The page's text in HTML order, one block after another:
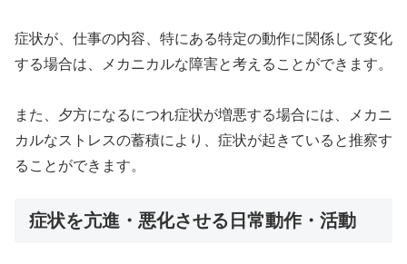
症状が、仕事の内容、特にある特定の動作に関係して変化
する場合は、メカニカルな障害と考えることができます。
また、夕方になるにつれ症状が増悪する場合には、メカニ
カルなストレスの蓄積により、症状が起きていると推察す
ることができます。
症状を亢進・悪化させる日常動作・活動